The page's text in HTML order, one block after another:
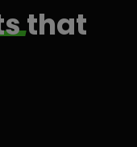
that